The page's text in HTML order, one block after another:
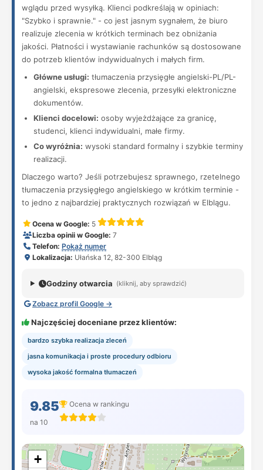
wglądu przed wysyłką. Klienci podkreślają w opiniach:
"Szybko i sprawnie." - co jest jasnym sygnałem, że biuro
realizuje zlecenia w krótkich terminach bez obniżania
jakości. Płatności i wystawianie rachunków są dostosowane
do potrzeb klientów indywidualnych i małych firm.
Główne usługi: tłumaczenia przysięgłe angielski-PL/PL-
angielski, ekspresowe zlecenia, przesyłki elektroniczne
dokumentów.
Klienci docelowi: osoby wyjeżdżające za granicę,
studenci, klienci indywidualni, małe firmy.
Co wyróżnia: wysoki standard formalny i szybkie terminy
realizacji.
Dlaczego warto? Jeśli potrzebujesz sprawnego, rzetelnego
tłumaczenia przysięgłego angielskiego w krótkim terminie -
to jedno z najbardziej praktycznych rozwiązań w Elblągu.
Ocena w Google: 5
Liczba opinii w Google: 7
Telefon: Pokaż numer
Lokalizacja: Ułańska 12, 82-300 Elbląg
Godziny otwarcia (kliknij, aby sprawdzić)
Zobacz profil Google →
Najczęściej doceniane przez klientów:
bardzo szybka realizacja zleceń
jasna komunikacja i proste procedury odbioru
wysoka jakość formalna tłumaczeń
9.85
na 10
Ocena w rankingu
+